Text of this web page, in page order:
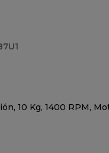
10 Kg, 1400 RPM,